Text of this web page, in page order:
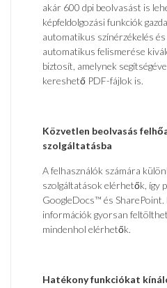
akár 600 dpi beolvasást is
képfeldolgozási funkciók
automatikus színérzékelés
automatikus felismerése
biztosít, amelynek
kereshető PDF-fájlok is.
Közvetlen beolvasás
szolgáltatásba
A felhasználók számára
szolgáltatások elérhetők, így
GoogleDocs™ és SharePoint.
információk gyorsan
mindenhol elérhetők.
Hatékony funkciókat